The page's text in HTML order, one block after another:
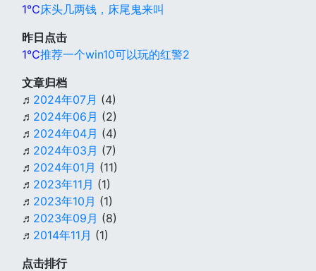
1℃床头几两钱，床尾鬼来叫
昨日点击
1℃推荐一个win10可以玩的红警2
文章归档
♬ 2024年07月 (4)
♬ 2024年06月 (2)
♬ 2024年04月 (4)
♬ 2024年03月 (7)
♬ 2024年01月 (11)
♬ 2023年11月 (1)
♬ 2023年10月 (1)
♬ 2023年09月 (8)
♬ 2014年11月 (1)
点击排行